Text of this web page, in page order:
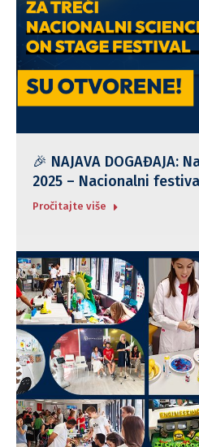
🎉 NAJAVA DOGAĐAJA:
2025 – Nacionalni
Pročitajte više